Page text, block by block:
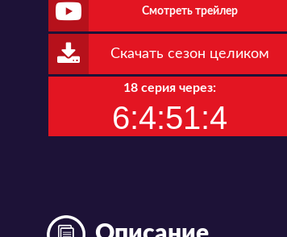
Смотреть трейлер
Скачать сезон целиком
18 серия через:
6:4:51:3